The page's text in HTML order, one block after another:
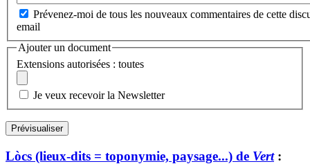
Prévenez-moi de tous les nouveaux commentaires de cette
email
Ajouter un document
Extensions autorisées : toutes
Je veux recevoir la Newsletter
Lòcs (lieux-dits = toponymie, paysage...) de Vert: